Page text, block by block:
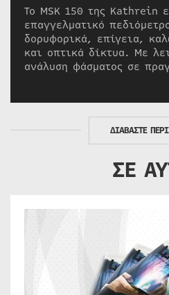
Το MSK 150 της Kathrein
επαγγελματικό
δορυφορικά, επίγεια,
και οπτικά δίκτυα. Με
ανάλυση φάσματος σε
ΔΙΑΒΑΣΤΕ
ΣΕ